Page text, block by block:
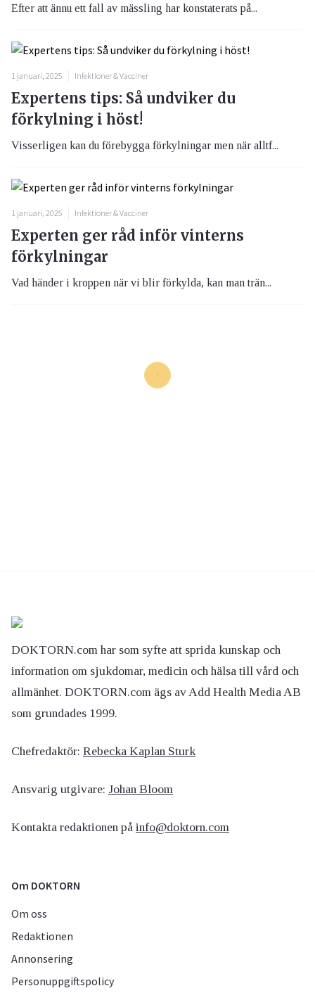
Efter att ännu ett fall av mässling har konstaterats på...
1 januari, 2025 Infektioner & Vacciner
Expertens tips: Så undviker du
förkylning i höst!
Visserligen kan du förebygga förkylningar men när alltf...
1 januari, 2025 Infektioner & Vacciner
Experten ger råd inför vinterns
förkylningar
Vad händer i kroppen när vi blir förkylda, kan man trän...
DOKTORN.com har som syfte att sprida kunskap och
information om sjukdomar, medicin och hälsa till vård och
allmänhet. DOKTORN.com ägs av Add Health Media AB
som grundades 1999.
Chefredaktör: Rebecka Kaplan Sturk
Ansvarig utgivare: Johan Bloom
Kontakta redaktionen på info@doktorn.com
Om DOKTORN
Om oss
Redaktionen
Annonsering
Personuppgiftspolicy